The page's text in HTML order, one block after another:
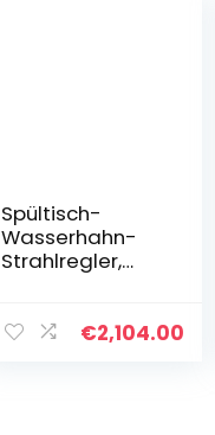
Spültisch-
Wasserhahn-
Strahlregler,
universeller
€2,104.00